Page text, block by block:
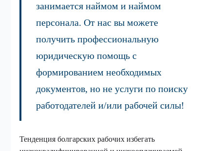
занимается наймом и наймом
персонала. От нас вы можете
получить профессиональную
юридическую помощь с
формированием необходимых
документов, но не услуги по поиску
работодателей и/или рабочей силы!
Тенденция болгарских рабочих избегать